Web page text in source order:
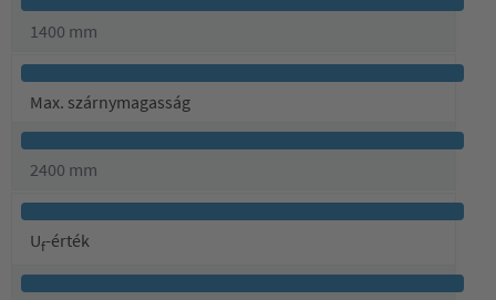
1400 mm
Max. szárnymagasság
2400 mm
Uf-érték